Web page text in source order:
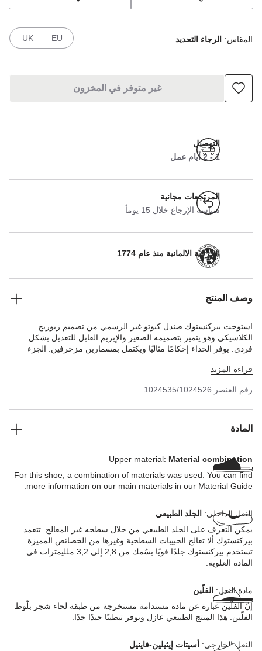
المقاس: الرجاء التحديد EU
UK
غير متوفر في المخزون
التوصيل
1 - 2 أيام عمل
المرتجعات مجانية
سياسة الإرجاع خلال 15 يوماً
الحرفية الالمانية منذ عام 1774
وصف المنتج
استوحت بيركنستوك صندل كيوتو غير الرسمي من تصميم زيوريخ
الكلاسيكي وهو يتميز بتصميمه الصغير والإبزيم القابل للتعديل بشكل
فردي. يوفر الحذاء إحكامًا مثاليًا ويكتمل بمسمارين مزخرفين. الجزء
ليمنحها شعورًا بالراحة وكأنه جزء من البشرة بفضل جلد النوبوك عالي
قراءة المزيد
رقم العنصر 1024535/1024526
المادة
Upper material: Material combination
For this shoe, a combination of materials was used. You can find
more information on our main materials in our Material Guide.
النعل الداخلي: الجلد الطبيعي
يمكن التعرف على الجلد الطبيعي من خلال سطحه غير المعالج. تتعمد
بيركنستوك ألا تعالج الحبيبات السطحية وغيرها من الخصائص المميزة.
تستخدم بيركنستوك جلدًا قويًا بسُمك من 2,8 إلى 3,2 ملليمترات في
المادة العلوية.
مادة النعل: الفلّين
إنّ الفلّين عبارة عن مادة مستدامة مستخرجة من طبقة لحاء شجر بلّوط
الفلّين. هذا المنتج الطبيعي عازل ويوفر تبطينًا جيدًا جدًا.
النعل الخارجي: أسيتات إيثيلين-فاينيل